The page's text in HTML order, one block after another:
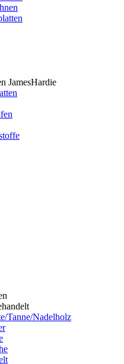
JamesHardie
Tanne/Nadelholz